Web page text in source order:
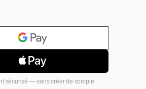
sécurisé — sans créer de compte